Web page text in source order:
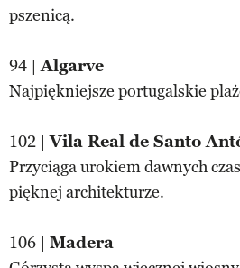
pszenicą.
94 |Algarve
Najpiękniejsze portugalskie
102 |Vila Real de Santo
Przyciąga urokiem dawnych
pięknej architekturze.
106 | Madera